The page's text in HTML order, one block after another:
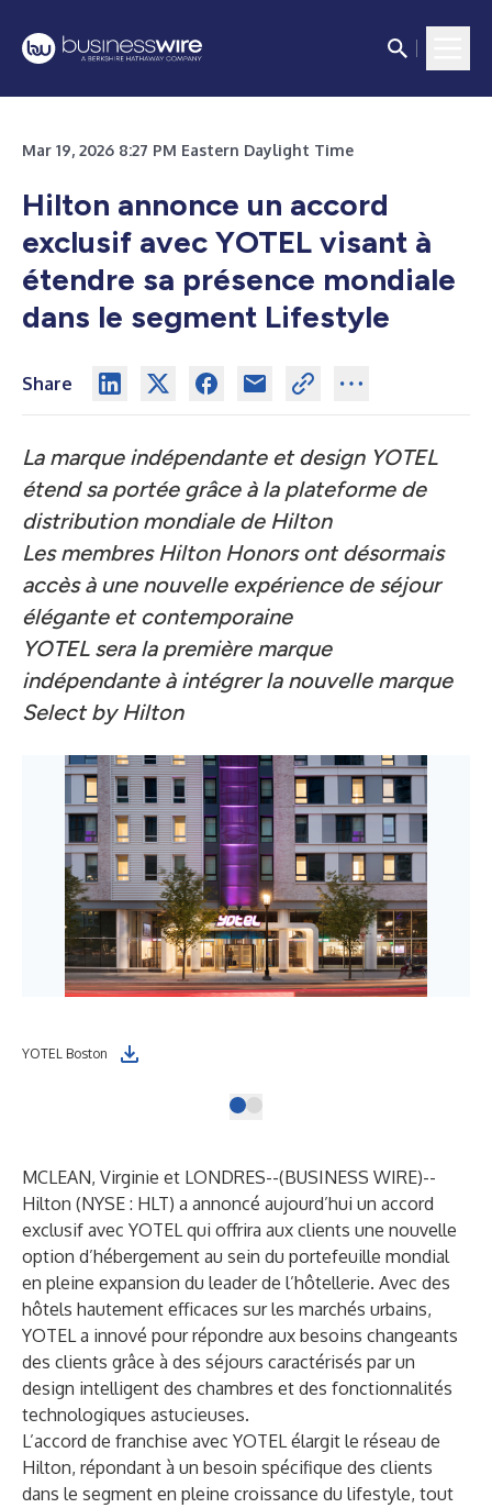
Mar 19, 2026 8:27 PM Eastern Daylight Time
Hilton annonce un accord
exclusif avec YOTEL visant à
étendre sa présence mondiale
dans le segment Lifestyle
Share
La marque indépendante et design YOTEL
étend sa portée grâce à la plateforme de
distribution mondiale de Hilton
Les membres Hilton Honors ont désormais
accès à une nouvelle expérience de séjour
élégante et contemporaine
YOTEL sera la première marque
indépendante à intégrer la nouvelle marque
Select by Hilton
YOTEL Boston
MCLEAN, Virginie et LONDRES--(BUSINESS WIRE)--
Hilton (NYSE : HLT) a annoncé aujourd’hui un accord
exclusif avec YOTELqui offrira aux clients une nouvelle
option d’hébergement au sein du portefeuille mondial
en pleine expansion du leader de l’hôtellerie. Avec des
hôtels hautement efficaces sur les marchés urbains,
YOTEL a innové pour répondre aux besoins changeants
des clients grâce à des séjours caractérisés par un
design intelligent des chambres et des fonctionnalités
technologiques astucieuses.
L’accord de franchise avec YOTEL élargit le réseau de
Hilton, répondant à un besoin spécifique des clients
dans le segment en pleine croissance du lifestyle, tout